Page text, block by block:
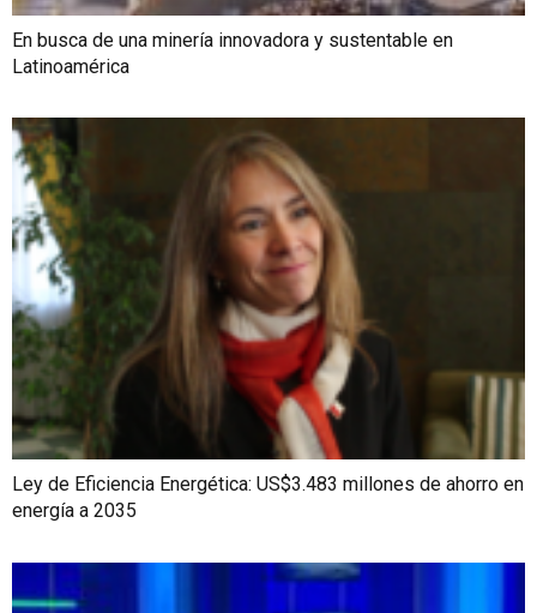
En busca de una minería innovadora y sustentable en
Latinoamérica
Ley de Eficiencia Energética: US$3.483 millones de ahorro en
energía a 2035